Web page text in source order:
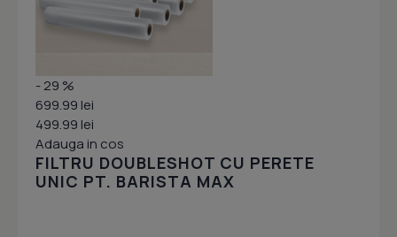
- 29 %
699.99 lei
499.99 lei
Adauga in cos
FILTRU DOUBLESHOT CU PERETE
UNIC PT. BARISTA MAX